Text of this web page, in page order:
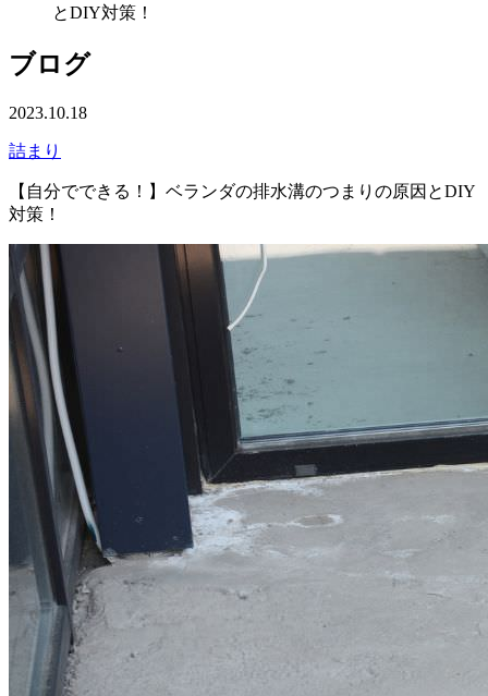
とDIY対策！
ブログ
2023.10.18
詰まり
【自分でできる！】ベランダの排水溝のつまりの原因とDIY
対策！